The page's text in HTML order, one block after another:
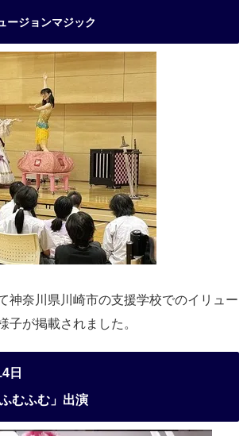
ージョンマジック
神奈川県川崎市の支援学校でのイリュー
子が掲載されました。
日
むふむ」出演